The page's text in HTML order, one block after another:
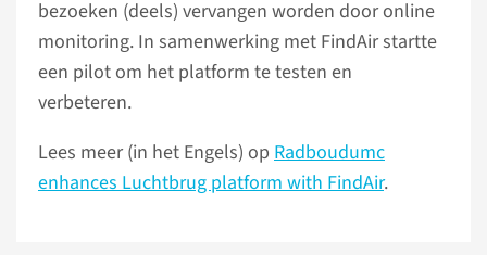
bezoeken (deels) vervangen worden door online
monitoring. In samenwerking met FindAir startte
een pilot om het platform te testen en
verbeteren.
Lees meer (in het Engels) op Radboudumc
enhances Luchtbrug platform with FindAir.